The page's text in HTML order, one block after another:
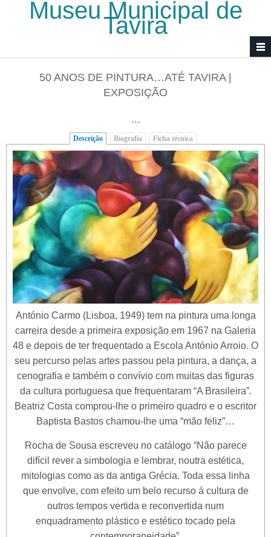
Passar para o conteúdo principal
Museu Municipal de
Tavira
50 ANOS DE PINTURA…ATÉ TAVIRA |
EXPOSIÇÃO
...
Descrição (separador ativo)
Biografia Ficha técnica
António Carmo (Lisboa, 1949) tem na pintura uma longa
carreira desde a primeira exposição em 1967 na Galeria
48 e depois de ter frequentado a Escola António Arroio. O
seu percurso pelas artes passou pela pintura, a dança, a
cenografia e também o convívio com muitas das figuras
da cultura portuguesa que frequentaram “A Brasileira”.
Beatriz Costa comprou-lhe o primeiro quadro e o escritor
Baptista Bastos chamou-lhe uma “mão feliz”…
Rocha de Sousa escreveu no catálogo “Não parece
difícil rever a simbologia e lembrar, noutra estética,
mitologias como as da antiga Grécia. Toda essa linha
que envolve, com efeito um belo recurso á cultura de
outros tempos vertida e reconvertida num
enquadramento plástico e estético tocado pela